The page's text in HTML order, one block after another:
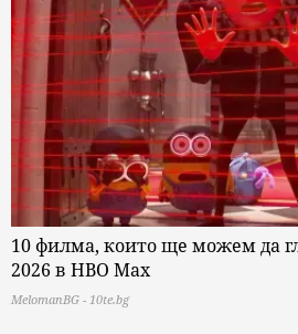
10 филма, които ще можем да
2026 в HBO Max
MelomanBG - 10te.bg